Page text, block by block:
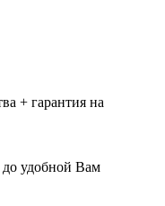
+ гарантия на
удобной Вам